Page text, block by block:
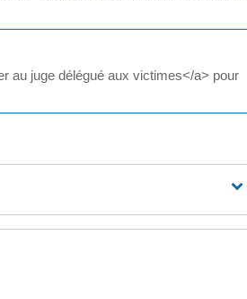
au juge délégué aux victimes</a> pour